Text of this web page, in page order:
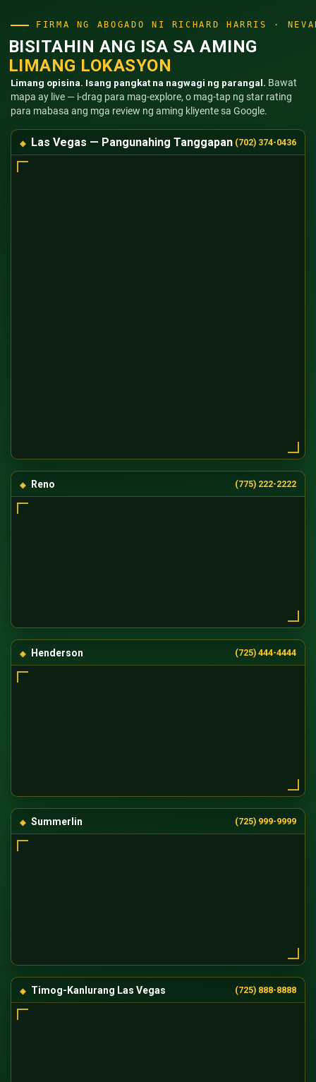
FIRMA NG ABOGADO NI RICHARD HARRIS ·
BISITAHIN ANG ISA SA AMING
LIMANG LOKASYON
Limang opisina. Isang pangkat na nagwagi ng parangal. Bawat
mapa ay live — i-drag para mag-explore, o mag-tap ng star rating
para mabasa ang mga review ng aming kliyente sa Google.
Las Vegas — Pangunahing Tanggapan (702) 374-0436
Reno (775) 222-2222
Henderson (725) 444-4444
Summerlin (725) 999-9999
Timog-Kanlurang Las Vegas (725) 888-8888